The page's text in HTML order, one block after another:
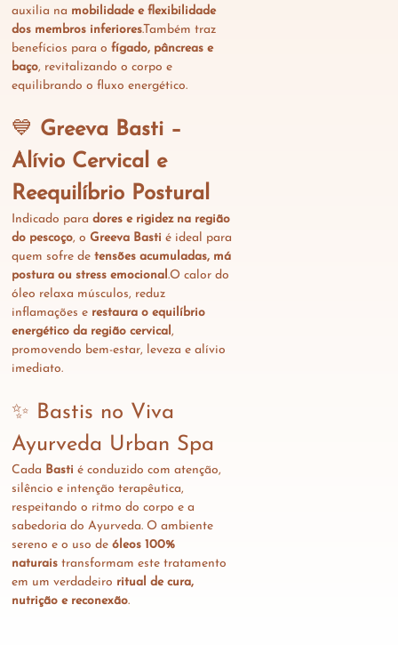
auxilia na mobilidade e flexibilidade
dos membros inferiores.Também traz
benefícios para o fígado, pâncreas e
baço, revitalizando o corpo e
equilibrando o fluxo energético.
💙 Greeva Basti –
Alívio Cervical e
Reequilíbrio Postural
Indicado para dores e rigidez na região
do pescoço, o Greeva Basti é ideal para
quem sofre de tensões acumuladas, má
postura ou stress emocional .O calor do
óleo relaxa músculos, reduz
inflamações e restaura o equilíbrio
energético da região cervical ,
promovendo bem-estar, leveza e alívio
imediato.
✨ Bastis no Viva
Ayurveda Urban Spa
Cada Basti é conduzido com atenção,
silêncio e intenção terapêutica,
respeitando o ritmo do corpo e a
sabedoria do Ayurveda. O ambiente
sereno e o uso de óleos 100%
naturais transformam este tratamento
em um verdadeiro ritual de cura,
nutrição e reconexão.